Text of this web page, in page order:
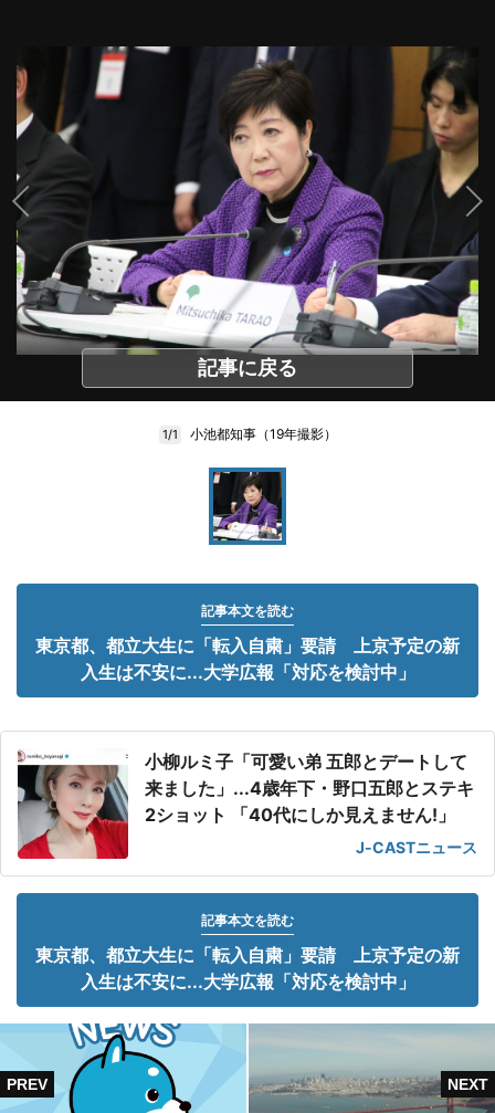
記事に戻る
1/1 小池都知事（19年撮影）
記事本文を読む
東京都、都立大生に「転入自粛」要請 上京予定の新
入生は不安に...大学広報「対応を検討中」
小柳ルミ子「可愛い弟 五郎とデートして
来ました」...4歳年下・野口五郎とステキ
2ショット 「40代にしか見えません!」
J-CASTニュース
記事本文を読む
東京都、都立大生に「転入自粛」要請 上京予定の新
入生は不安に...大学広報「対応を検討中」